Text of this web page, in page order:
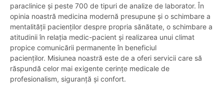
paraclinice și peste 700 de tipuri de analize de laborator. În
opinia noastră medicina modernă presupune și o schimbare a
mentalității pacienților despre propria sănătate, o schimbare a
atitudinii în relația medic-pacient și realizarea unui climat
propice comunicării permanente în beneficiul
pacienților. Misiunea noastră este de a oferi servicii care să
răspundă celor mai exigente cerințe medicale de
profesionalism, siguranță și confort.